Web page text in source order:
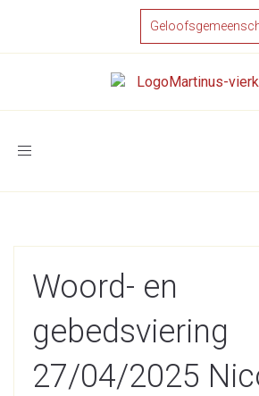
Toggle
Woord- en
gebedsviering
27/04/2025